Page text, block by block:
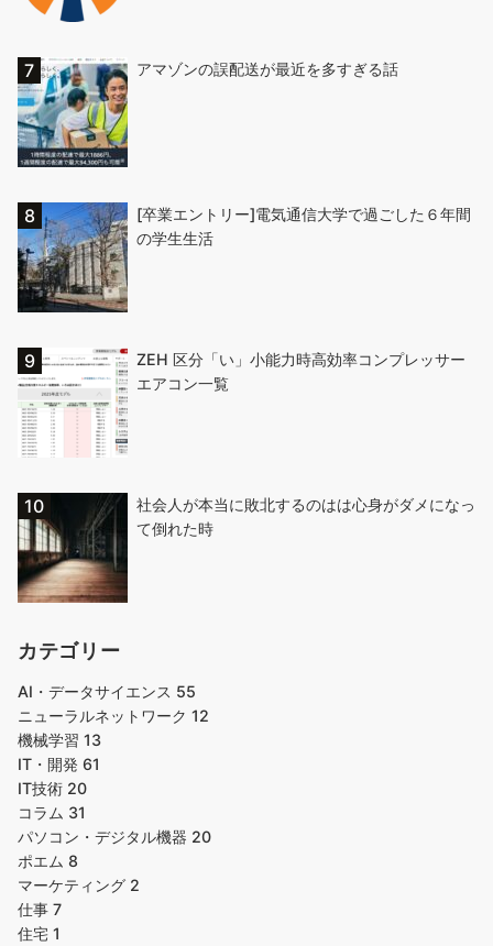
アマゾンの誤配送が最近を多すぎる話
[卒業エントリー]電気通信大学で過ごした６年間
の学生生活
ZEH 区分「い」小能力時高効率コンプレッサー
エアコン一覧
社会人が本当に敗北するのはは心身がダメになっ
て倒れた時
カテゴリー
AI・データサイエンス 55
ニューラルネットワーク 12
機械学習 13
IT・開発 61
IT技術 20
コラム 31
パソコン・デジタル機器 20
ポエム 8
マーケティング 2
仕事 7
住宅 1